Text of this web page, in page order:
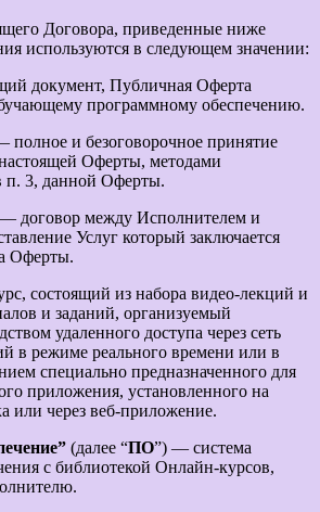
Договора, приведенные ниже
используются в следующем значении:
документ, Публичная Оферта
программному обеспечению.
полное и безоговорочное принятие
Оферты, методами
п. 3, данной Оферты.
— договор между Исполнителем и
Услуг который заключается
Оферты.
состоящий из набора видео-лекций и
и заданий, организуемый
удаленного доступа через сеть
в режиме реального времени или в
специально предназначенного для
приложения, установленного на
или через веб-приложение.
(далее “ПО”) — система
с библиотекой Онлайн-курсов,